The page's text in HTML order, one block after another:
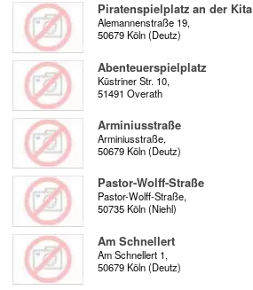
Piratenspielplatz an der Kita
Alemannenstraße 19,
50679 Köln (Deutz)
Abenteuerspielplatz
Küstriner Str. 10,
51491 Overath
Arminiusstraße
Arminiusstraße,
50679 Köln (Deutz)
Pastor-Wolff-Straße
Pastor-Wolff-Straße,
50735 Köln (Niehl)
Am Schnellert
Am Schnellert 1,
50679 Köln (Deutz)